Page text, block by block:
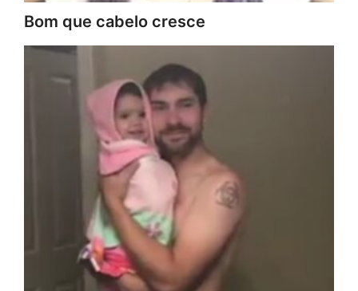
Bom que cabelo cresce